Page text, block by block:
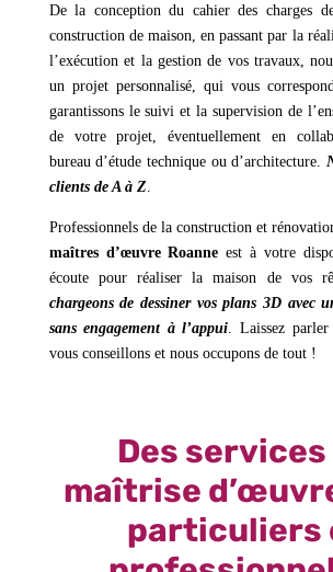
De la conception du cahier des charges
construction de maison, en passant par la
l’exécution et la gestion de vos travaux,
un projet personnalisé, qui vous
garantissons le suivi et la supervision de
de votre projet, éventuellement en
bureau d’étude technique ou d’architecture.
clients de A à Z.
Professionnels de la construction et
maîtres d’œuvre Roanne est à votre
écoute pour réaliser la maison de vos
chargeons de dessiner vos plans 3D avec
sans engagement à l’appui . Laissez
vous conseillons et nous occupons de tout !
Des services
maîtrise
particuliers